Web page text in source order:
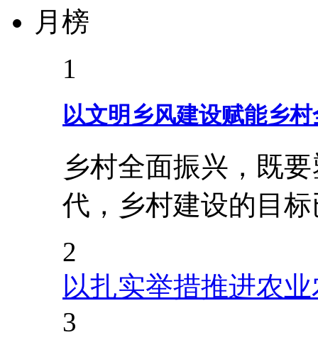
月榜
1
以文明乡风建设赋能乡
乡村全面振兴，既
代，乡村建设的目
2
以扎实举措推进农
3